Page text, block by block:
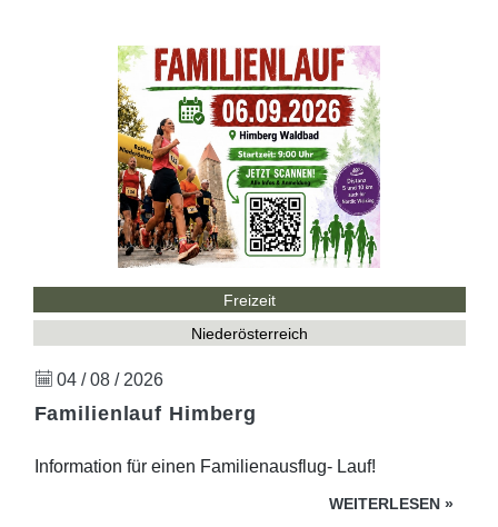
Freizeit
Niederösterreich
04 / 08 / 2026
Familienlauf Himberg
Information für einen Familienausflug- Lauf!
WEITERLESEN »